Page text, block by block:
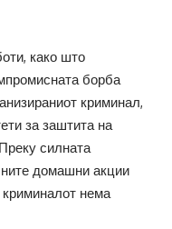
како што
борба
криминал,
за заштита на
силната
домашни акции
нема